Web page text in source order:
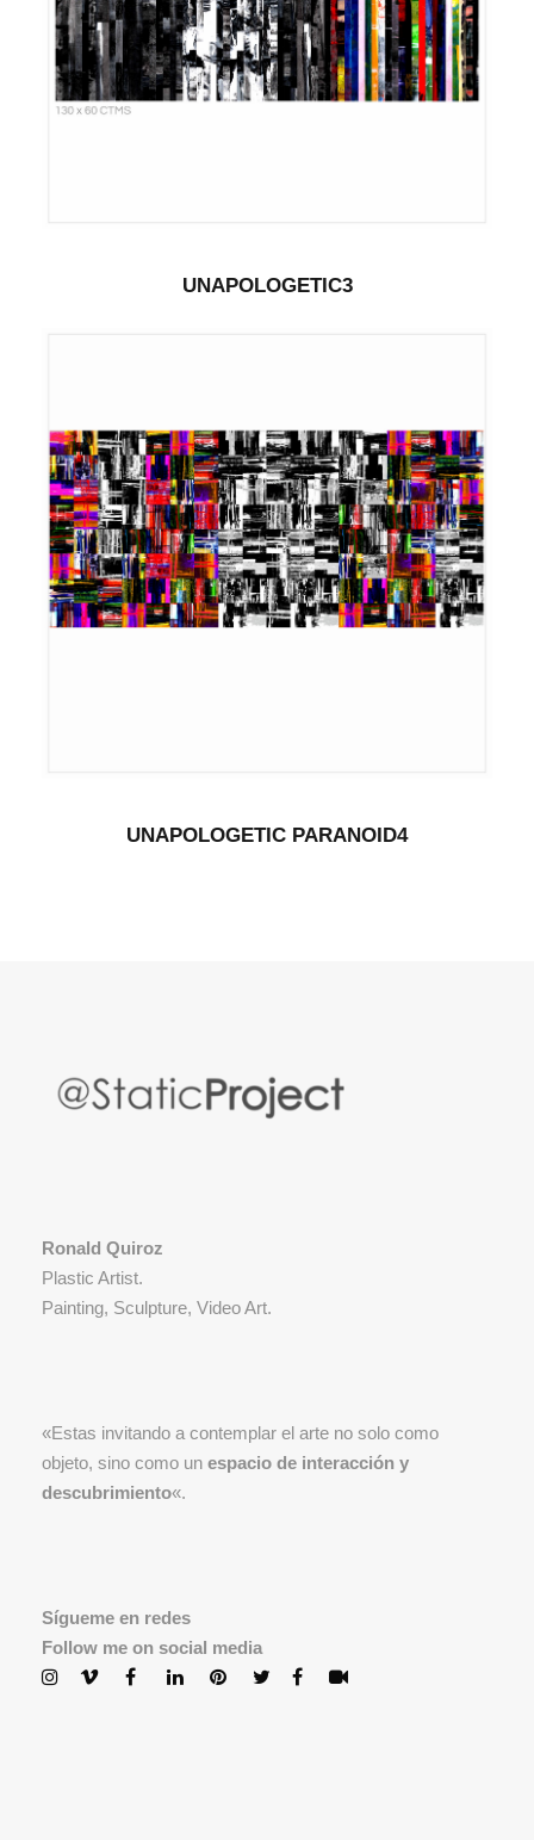
UNAPOLOGETIC3
UNAPOLOGETIC PARANOID4
Ronald Quiroz
Plastic Artist.
Painting, Sculpture, Video Art.
«Estas invitando a contemplar el arte no solo como
objeto, sino como un espacio de interacción y
descubrimiento«.
Sígueme en redes
Follow me on social media